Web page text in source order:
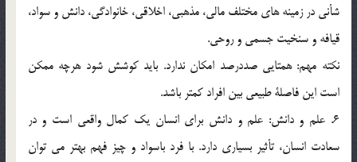
شأني در زمينه هاي مختلف مالي، مذهبي، اخلاقي، خانوادگي، دانش و سواد،
قيافه و سنخيت جسمي و روحي.
نكته مهم: همتايي صددرصد امكان ندارد. بايد كوشش شود هرچه ممكن
است اين فاصلة طبيعي بين افراد كمتر باشد.
6. علم و دانش: علم و دانش براي انسان يك كمال واقعي است و در
سعادت انسان، تأثير بسياري دارد. با فرد باسواد و چيز فهم بهتر مي توان